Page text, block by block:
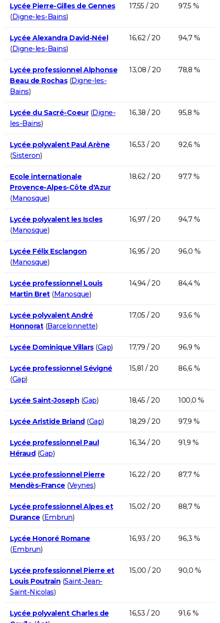
Lycée Pierre-Gilles de Gennes
(Digne-les-Bains)
17,55 / 20 97,5 %
Lycée Alexandra David-Néel
(Digne-les-Bains)
16,62 / 20 94,7 %
Lycée professionnel Alphonse
Beau de Rochas(Digne-les-
Bains)
13,08 / 20 78,8 %
Lycée du Sacré-Coeur(Digne-
les-Bains)
16,38 / 20 95,8 %
Lycée polyvalent Paul Arène
(Sisteron)
16,53 / 20 92,6 %
Ecole internationale
Provence-Alpes-Côte d'Azur
(Manosque)
18,62 / 20 97,7 %
Lycée polyvalent les Iscles
(Manosque)
16,97 / 20 94,7 %
Lycée Félix Esclangon
(Manosque)
16,95 / 20 96,0 %
Lycée professionnel Louis
Martin Bret(Manosque)
14,94 / 20 84,4 %
Lycée polyvalent André
Honnorat(Barcelonnette)
17,05 / 20 93,6 %
Lycée Dominique Villars(Gap) 17,79 / 20 96,9 %
Lycée professionnel Sévigné
(Gap)
15,81 / 20 86,6 %
Lycée Saint-Joseph (Gap) 18,45 / 20 100,0 %
Lycée Aristide Briand(Gap) 18,29 / 20 97,9 %
Lycée professionnel Paul
Héraud(Gap)
16,34 / 20 91,9 %
Lycée professionnel Pierre
Mendès-France (Veynes)
16,22 / 20 87,7 %
Lycée professionnel Alpes et
Durance (Embrun)
15,02 / 20 88,7 %
Lycée Honoré Romane
(Embrun)
16,93 / 20 96,3 %
Lycée professionnel Pierre et
Louis Poutrain (Saint-Jean-
Saint-Nicolas)
15,00 / 20 90,0 %
Lycée polyvalent Charles de
16,53 / 20 91,6 %